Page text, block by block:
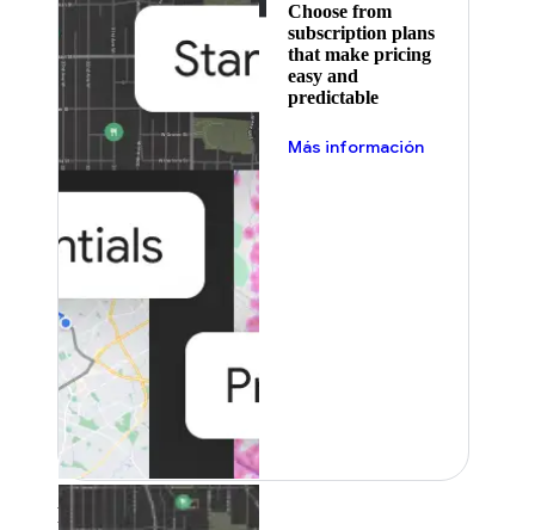
Choose from
subscription plans
that make pricing
easy and
predictable
Más información
Featured